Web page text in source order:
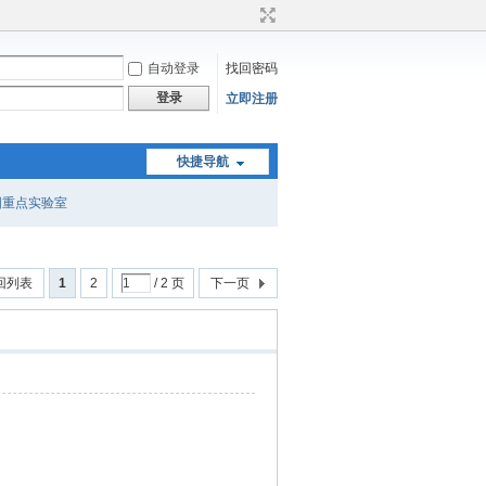
自动登录
找回密码
登录
立即注册
快捷导航
点实验室
1 2 / 2 页 下一页
列表